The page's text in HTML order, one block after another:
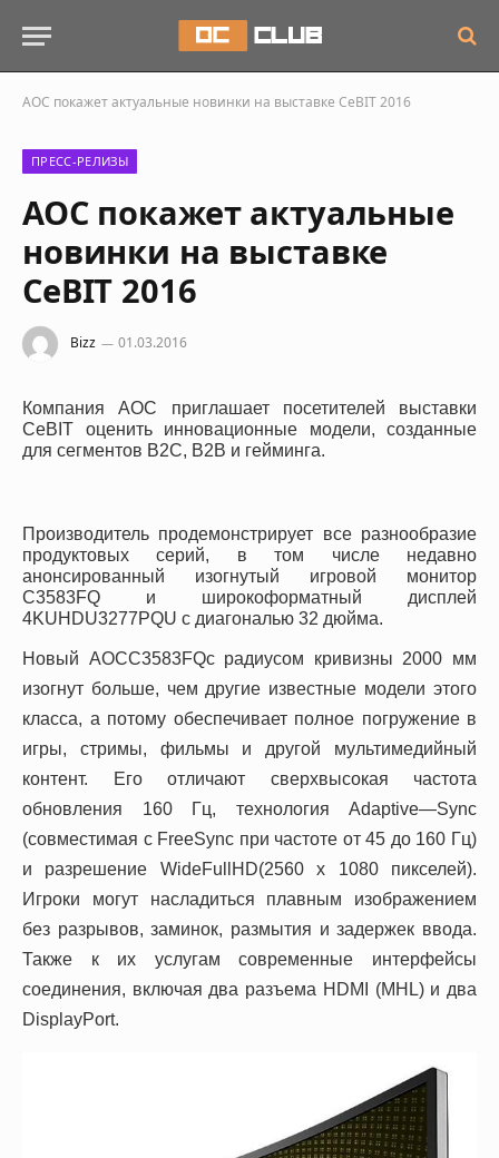
AOC покажет актуальные новинки на выставке CeBIT 2016
ПРЕСС-РЕЛИЗЫ
AOC покажет актуальные
новинки на выставке
CeBIT 2016
Bizz 01.03.2016
КомпанияAOC приглашает посетителей выставки
CeBIT оценить инновационные модели, созданные
для сегментов B2C, B2B и гейминга.
Производитель продемонстрирует все разнообразие
продуктовых серий, в том числе недавно
анонсированный изогнутый игровой монитор
C3583FQ и широкоформатный дисплей
4KUHDU3277PQU с диагональю 32 дюйма.
Новый AOCC3583FQс радиусом кривизны 2000 мм
изогнут больше, чем другие известные модели этого
класса, а потому обеспечивает полное погружение в
игры, стримы, фильмы и другой мультимедийный
контент. Его отличают сверхвысокая частота
обновления 160 Гц, технология Adaptive—Sync
(совместимая с FreeSync при частоте от 45 до 160 Гц)
и разрешение WideFull HD(2560x 1080 пикселей).
Игроки могут насладиться плавным изображением
без разрывов, заминок, размытия и задержек ввода.
Также к их услугам современные интерфейсы
соединения, включая два разъема HDMI (MHL) и два
DisplayPort.